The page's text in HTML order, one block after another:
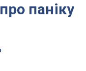
паніку